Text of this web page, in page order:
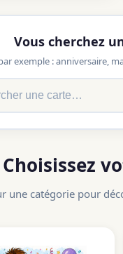
Vous cherchez
exemple : anniversaire,
Choisissez
une catégorie pour